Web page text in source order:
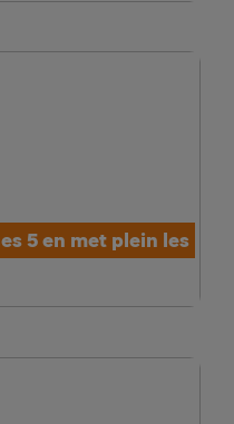
5 en met plein les